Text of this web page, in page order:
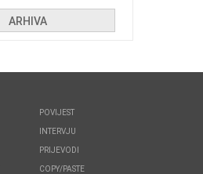
ARHIVA
POVIJEST
INTERVJU
PRIJEVODI
COPY/PASTE